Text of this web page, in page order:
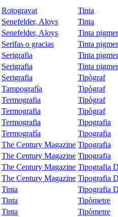
Rotogravat
Tinta
Senefelder, Aloys
Tinta
Senefelder, Aloys
Tinta
Serifas o gracias
Tinta
Serigrafia
Tinta
Serigrafia
Tinta
Serigrafia
Tipògraf
Tampografía
Tipògraf
Termografia
Tipògraf
Termografia
Tipògraf
Termografia
Tipografia
Termografía
Tipografia
The Century Magazine Tipografia
The Century Magazine Tipografia
The Century Magazine Tipografia
The Century Magazine Tipografia
Tinta
Tipografia
Tinta
Tipòmetre
Tinta
Tipòmetre